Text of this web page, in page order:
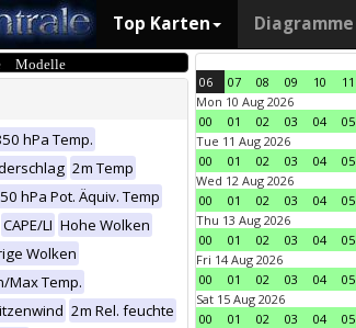
Top Karten Diagramme
hPa Temp.
2m Temp
hPa Pot. Äquiv. Temp
CAPE/LI Hohe Wolken
Wolken
Max Temp.
2m Rel. feuchte
06 07 08 09 10 11
Mon 10 Aug 2026
00
01 02 03 04 05
Tue 11 Aug 2026
00
01 02 03 04 05
Wed 12 Aug 2026
00
01 02 03 04 05
Thu 13 Aug 2026
00
01 02 03 04 05
Fri 14 Aug 2026
00
01 02 03 04 05
Sat 15 Aug 2026
00
01 02 03 04 05